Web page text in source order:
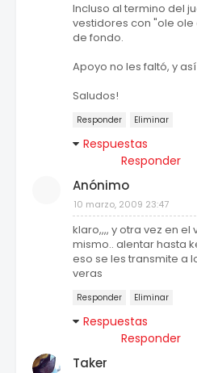
Incluso al termino del
vestidores con "ole ole
de fondo.
Apoyo no les faltó, y
Saludos!
Responder Eliminar
Respuestas
Responder
Anónimo
10 marzo, 2009 23:47
klaro,,,, y otra vez en
mismo.. alentar hasta
eso se les transmite a
veras
Responder Eliminar
Respuestas
Responder
Taker